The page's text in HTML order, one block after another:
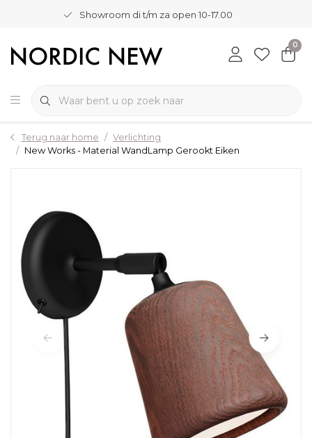
Showroom di t/m za open 10-17.00
0
Terug naar home
Verlichting
New Works - Material WandLamp Gerookt Eiken